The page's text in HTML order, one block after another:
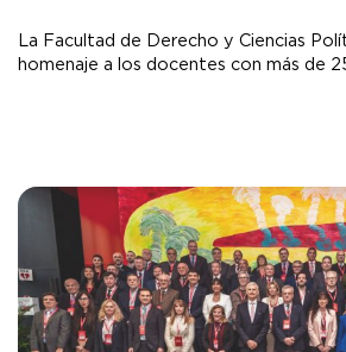
La Facultad de Derecho y Ciencias
homenaje a los docentes con más de